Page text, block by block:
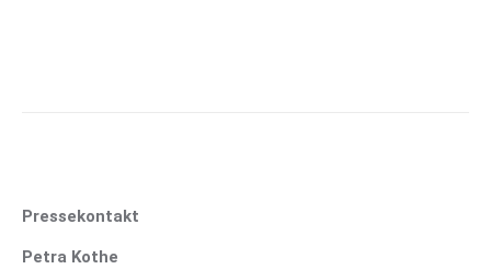
Pressekontakt
Petra Kothe